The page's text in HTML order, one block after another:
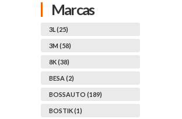
Marcas
3L (25)
3M (58)
8K (38)
BESA (2)
BOSSAUTO (189)
BOSTIK (1)